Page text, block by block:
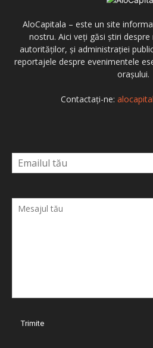
AloCapitala – este un site
nostru. Aici veți găsi știri
autorităților, și administrației
reportajele despre evenimentele
orașului.
Contactați-ne: